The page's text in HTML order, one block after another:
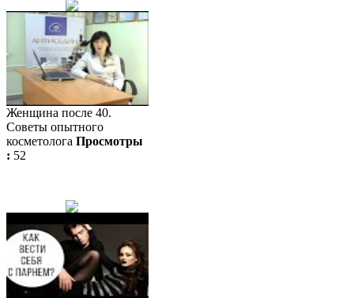
Женщина после 40.
Советы опытного
косметолога Просмотры
: 52